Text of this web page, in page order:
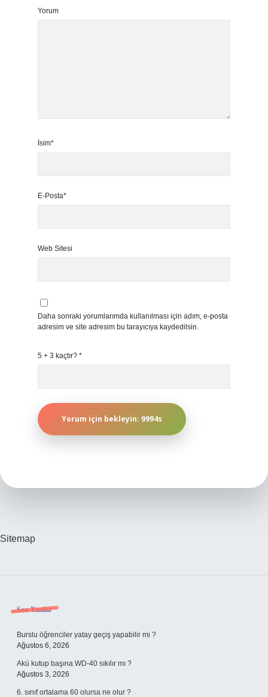
Yorum
İsim*
E-Posta*
Web Sitesi
Daha sonraki yorumlarımda kullanılması için adım, e-posta
adresim ve site adresim bu tarayıcıya kaydedilsin.
5 + 3 kaçtır? *
Sitemap
Sidebar
Son Yazılar
Burslu öğrenciler yatay geçiş yapabilir mi ?
Ağustos 6, 2026
Akü kutup başına WD-40 sıkılır mı ?
Ağustos 3, 2026
6. sınıf ortalama 60 olursa ne olur ?